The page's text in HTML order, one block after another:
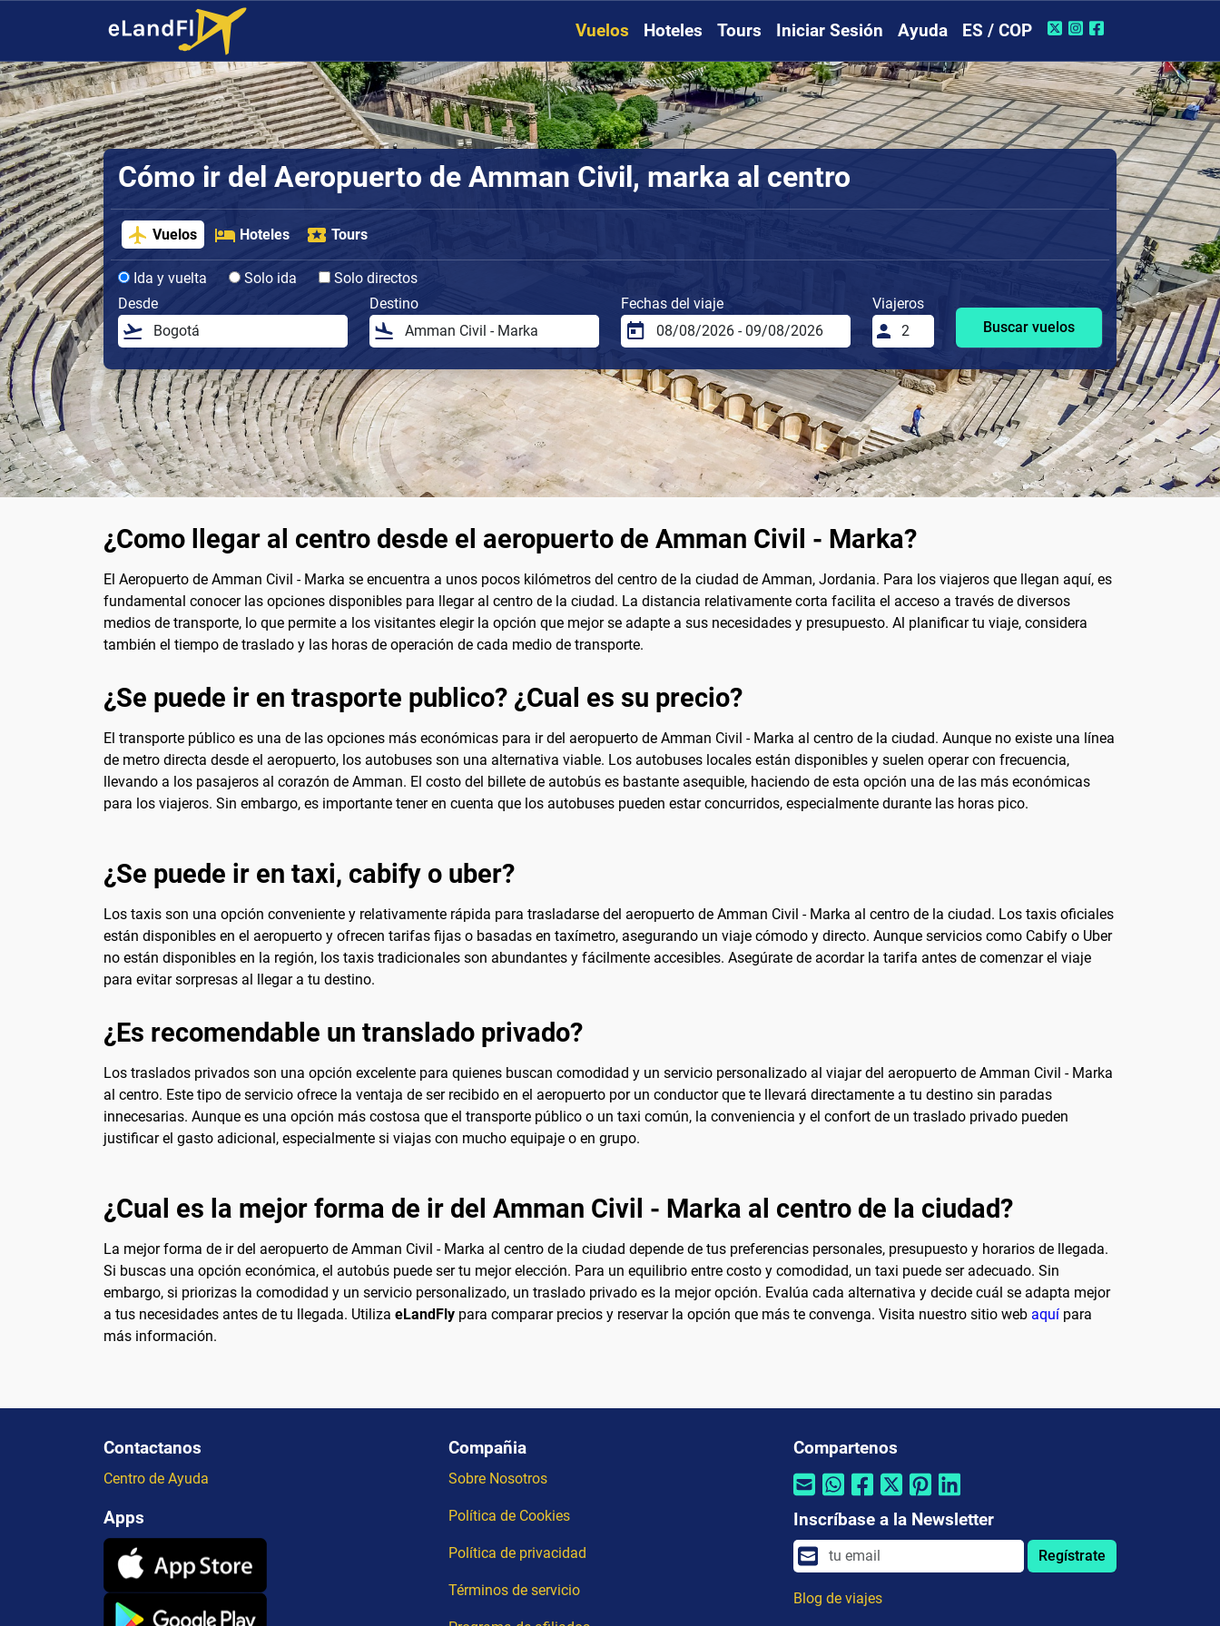
Vuelos Hoteles Tours Iniciar Sesión Ayuda ES / COP
Cómo ir del Aeropuerto de Amman Civil, marka al centro
Vuelos Hoteles Tours
Ida y vuelta Solo ida
Solo directos
Desde
Destino Fechas del viaje
Viajeros
Buscar vuelos
¿Como llegar al centro desde el aeropuerto de Amman Civil - Marka?
El Aeropuerto de Amman Civil - Marka se encuentra a unos pocos kilómetros del centro de la ciudad de Amman, Jordania. Para los viajeros que llegan aquí, es
fundamental conocer las opciones disponibles para llegar al centro de la ciudad. La distancia relativamente corta facilita el acceso a través de diversos
medios de transporte, lo que permite a los visitantes elegir la opción que mejor se adapte a sus necesidades y presupuesto. Al planificar tu viaje, considera
también el tiempo de traslado y las horas de operación de cada medio de transporte.
¿Se puede ir en trasporte publico? ¿Cual es su precio?
El transporte público es una de las opciones más económicas para ir del aeropuerto de Amman Civil - Marka al centro de la ciudad. Aunque no existe una línea
de metro directa desde el aeropuerto, los autobuses son una alternativa viable. Los autobuses locales están disponibles y suelen operar con frecuencia,
llevando a los pasajeros al corazón de Amman. El costo del billete de autobús es bastante asequible, haciendo de esta opción una de las más económicas
para los viajeros. Sin embargo, es importante tener en cuenta que los autobuses pueden estar concurridos, especialmente durante las horas pico.
¿Se puede ir en taxi, cabify o uber?
Los taxis son una opción conveniente y relativamente rápida para trasladarse del aeropuerto de Amman Civil - Marka al centro de la ciudad. Los taxis oficiales
están disponibles en el aeropuerto y ofrecen tarifas fijas o basadas en taxímetro, asegurando un viaje cómodo y directo. Aunque servicios como Cabify o Uber
no están disponibles en la región, los taxis tradicionales son abundantes y fácilmente accesibles. Asegúrate de acordar la tarifa antes de comenzar el viaje
para evitar sorpresas al llegar a tu destino.
¿Es recomendable un translado privado?
Los traslados privados son una opción excelente para quienes buscan comodidad y un servicio personalizado al viajar del aeropuerto de Amman Civil - Marka
al centro. Este tipo de servicio ofrece la ventaja de ser recibido en el aeropuerto por un conductor que te llevará directamente a tu destino sin paradas
innecesarias. Aunque es una opción más costosa que el transporte público o un taxi común, la conveniencia y el confort de un traslado privado pueden
justificar el gasto adicional, especialmente si viajas con mucho equipaje o en grupo.
¿Cual es la mejor forma de ir del Amman Civil - Marka al centro de la ciudad?
La mejor forma de ir del aeropuerto de Amman Civil - Marka al centro de la ciudad depende de tus preferencias personales, presupuesto y horarios de llegada.
Si buscas una opción económica, el autobús puede ser tu mejor elección. Para un equilibrio entre costo y comodidad, un taxi puede ser adecuado. Sin
embargo, si priorizas la comodidad y un servicio personalizado, un traslado privado es la mejor opción. Evalúa cada alternativa y decide cuál se adapta mejor
a tus necesidades antes de tu llegada. Utiliza eLandFly para comparar precios y reservar la opción que más te convenga. Visita nuestro sitio web aquí para
más información.
Contactanos
Centro de Ayuda
Apps
Compañia
Sobre Nosotros
Política de Cookies
Política de privacidad
Términos de servicio
Compartenos
Inscríbase a la Newsletter
Regístrate
Blog de viajes